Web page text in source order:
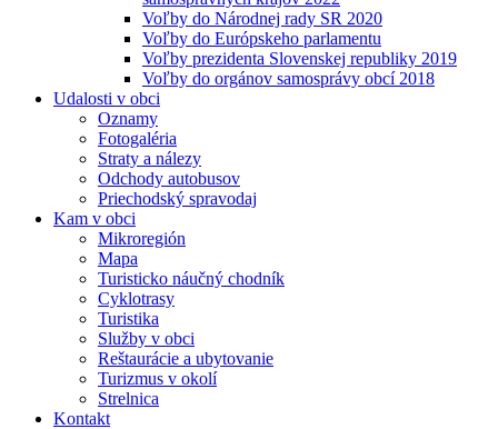
Voľby do Národnej rady SR 2020
Voľby do Európskeho parlamentu
Voľby prezidenta Slovenskej republiky 2019
Voľby do orgánov samosprávy obcí 2018
Udalosti v obci
Oznamy
Fotogaléria
Straty a nálezy
Odchody autobusov
Priechodský spravodaj
Kam v obci
Mikroregión
Mapa
Turisticko náučný chodník
Cyklotrasy
Turistika
Služby v obci
Reštaurácie a ubytovanie
Turizmus v okolí
Strelnica
Kontakt